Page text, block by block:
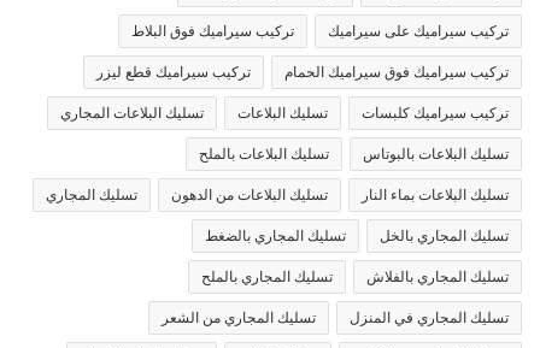
تركيب سيراميك على سيراميك تركيب سيراميك فوق البلاط
تركيب سيراميك فوق سيراميك الحمام تركيب سيراميك قطع ليزر
تركيب سيراميك كلبسات تسليك البلاعات تسليك البلاعات المجاري
تسليك البلاعات بالبوتاس تسليك البلاعات بالملح
تسليك البلاعات بماء النار تسليك البلاعات من الدهون تسليك المجاري
تسليك المجاري بالخل تسليك المجاري بالضغط
تسليك المجاري بالفلاش تسليك المجاري بالملح
تسليك المجاري في المنزل تسليك المجاري من الشعر